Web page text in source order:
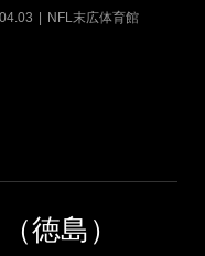
NFL末広体育館
徳島）